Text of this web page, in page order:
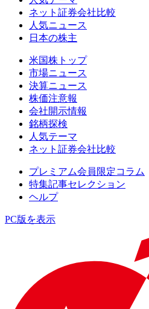
ネット証券会社比較
人気ニュース
日本の株主
米国株トップ
市場ニュース
決算ニュース
株価注意報
会社開示情報
銘柄探検
人気テーマ
ネット証券会社比較
プレミアム会員限定コラム
特集記事セレクション
ヘルプ
PC版を表示